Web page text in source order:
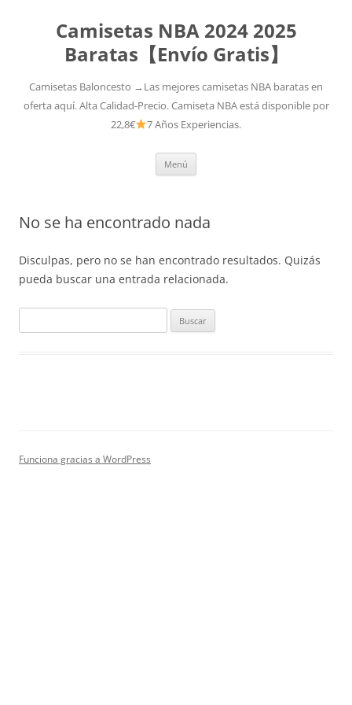
Camisetas NBA 2024 2025
Baratas【Envío Gratis】
Camisetas Baloncesto →Las mejores camisetas NBA baratas en
oferta aquí. Alta Calidad-Precio. Camiseta NBA está disponible por
22,8€
7 Años Experiencias.
Menú
No se ha encontrado nada
Disculpas, pero no se han encontrado resultados. Quizás
pueda buscar una entrada relacionada.
Funciona gracias a WordPress